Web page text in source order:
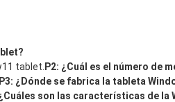
tablet. P2: ¿Cuál es el número de
P3: ¿Dónde se fabrica la tableta
son las características de la